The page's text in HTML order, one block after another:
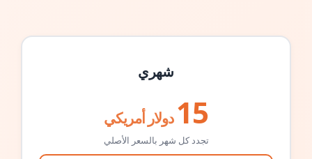
شهري
15 دولار أمريكي
تجدد كل شهر بالسعر الأصلي